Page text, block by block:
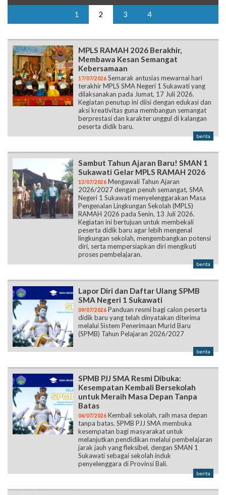
1 2 3 4
MPLS RAMAH 2026 Berakhir,
Membawa Kesan Semangat
Kebersamaan
17/07/2026 Semarak antusias mewarnai hari
terakhir MPLS SMA Negeri 1 Sukawati yang
dilaksanakan pada Jumat, 17 Juli 2026.
Kegiatan penutup ini diisi dengan edukasi dan
aksi kreativitas guna membangun semangat
berprestasi dan karakter unggul di kalangan
peserta didik baru.
berita
Sambut Tahun Ajaran Baru! SMAN 1
Sukawati Gelar MPLS RAMAH 2026
13/07/2026 Mengawali Tahun Ajaran
2026/2027 dengan penuh semangat, SMA
Negeri 1 Sukawati menyelenggarakan Masa
Pengenalan Lingkungan Sekolah (MPLS)
RAMAH 2026 pada Senin, 13 Juli 2026.
Kegiatan ini bertujuan untuk membekali
peserta didik baru agar lebih mengenal
lingkungan sekolah, mengembangkan potensi
diri, serta mempersiapkan diri mengikuti
proses pembelajaran.
berita
Lapor Diri dan Daftar Ulang SPMB
SMA Negeri 1 Sukawati
09/07/2026 Panduan resmi bagi calon peserta
didik baru yang telah dinyatakan diterima
melalui Sistem Penerimaan Murid Baru
(SPMB) Tahun Pelajaran 2026/2027
berita
SPMB PJJ SMA Resmi Dibuka:
Kesempatan Kembali Bersekolah
untuk Meraih Masa Depan Tanpa
Batas
06/07/2026 Kembali sekolah, raih masa depan
tanpa batas. SPMB PJJ SMA membuka
kesempatan bagi masyarakat untuk
melanjutkan pendidikan melalui pembelajaran
jarak jauh yang fleksibel, dengan SMAN 1
Sukawati sebagai sekolah induk
penyelenggara di Provinsi Bali.
berita